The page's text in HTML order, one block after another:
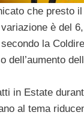
che presto
è del
la
in Estate
al tema